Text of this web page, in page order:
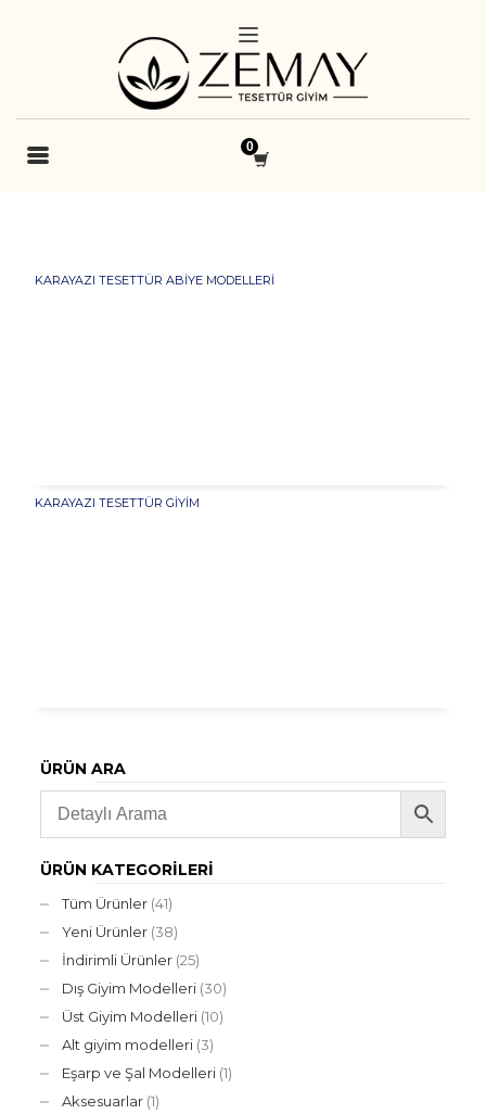
KARAYAZI TESETTÜR ABIYE MODELLERI
KARAYAZI TESETTÜR GIYIM
ÜRÜN ARA
ÜRÜN KATEGORILERI
Tüm Ürünler (41)
Yeni Ürünler (38)
İndirimli Ürünler (25)
Dış Giyim Modelleri (30)
Üst Giyim Modelleri (10)
Alt giyim modelleri (3)
Eşarp ve Şal Modelleri (1)
Aksesuarlar (1)